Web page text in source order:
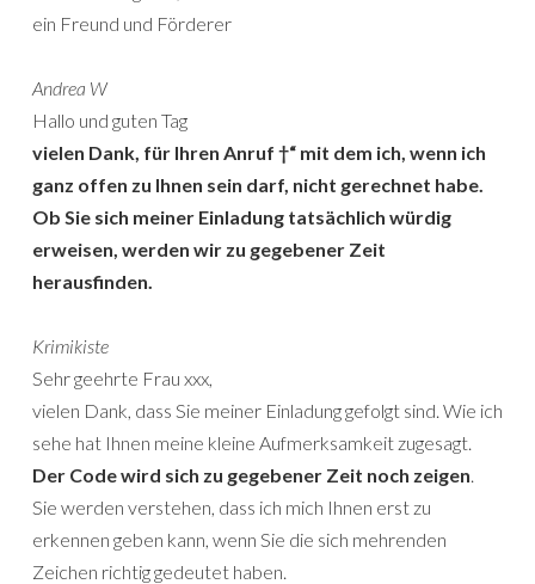
ein Freund und Förderer
Andrea W
Hallo und guten Tag
vielen Dank, für Ihren Anruf †“ mit dem ich, wenn ich
ganz offen zu Ihnen sein darf, nicht gerechnet habe.
Ob Sie sich meiner Einladung tatsächlich würdig
erweisen, werden wir zu gegebener Zeit
herausfinden.
Krimikiste
Sehr geehrte Frau xxx,
vielen Dank, dass Sie meiner Einladung gefolgt sind. Wie ich
sehe hat Ihnen meine kleine Aufmerksamkeit zugesagt.
Der Code wird sich zu gegebener Zeit noch zeigen
Sie werden verstehen, dass ich mich Ihnen erst zu
erkennen geben kann, wenn Sie die sich mehrenden
Zeichen richtig gedeutet haben.